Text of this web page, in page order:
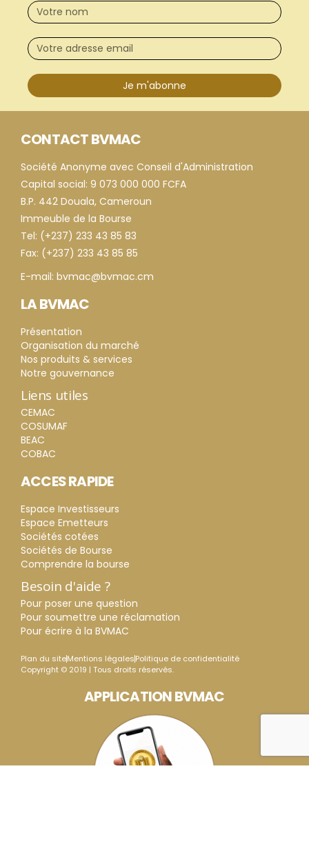
Je m'abonne
CONTACT BVMAC
Société Anonyme avec Conseil d'Administration
Capital social: 9 073 000 000 FCFA
B.P. 442 Douala, Cameroun
Immeuble de la Bourse
Tel: (+237) 233 43 85 83
Fax: (+237) 233 43 85 85
E-mail: bvmac@bvmac.cm
LA BVMAC
Présentation
Organisation du marché
Nos produits & services
Notre gouvernance
Liens utiles
CEMAC
COSUMAF
BEAC
COBAC
ACCES RAPIDE
Espace Investisseurs
Espace Emetteurs
Sociétés cotées
Sociétés de Bourse
Comprendre la bourse
Besoin d'aide ?
Pour poser une question
Pour soumettre une réclamation
Pour écrire à la BVMAC
Plan du siteMentions légalesPolitique de confidentialité
Copyright © 2019 | Tous droits réservés.
APPLICATION BVMAC